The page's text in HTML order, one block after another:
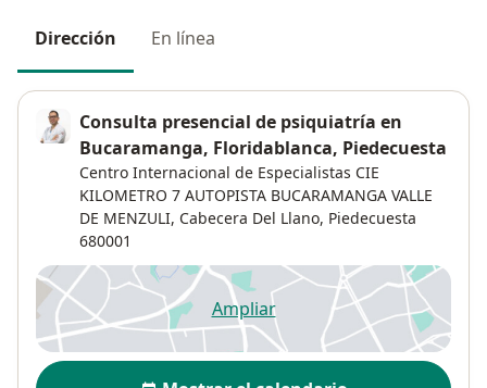
Dirección En línea
Consulta presencial de psiquiatría en
Bucaramanga, Floridablanca, Piedecuesta
Centro Internacional de Especialistas CIE
KILOMETRO 7 AUTOPISTA BUCARAMANGA VALLE
DE MENZULI, Cabecera Del Llano, Piedecuesta
680001
Ampliarse abre en una nueva
Disponibilidad